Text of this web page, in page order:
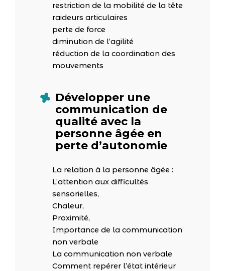
restriction de la mobilité de la tête
raideurs articulaires
perte de force
diminution de l’agilité
réduction de la coordination des
mouvements
Développer une
communication de
qualité avec la
personne âgée en
perte d’autonomie
La relation à la personne âgée :
L’attention aux difficultés
sensorielles,
Chaleur,
Proximité,
Importance de la communication
non verbale
La communication non verbale
Comment repérer l’état intérieur